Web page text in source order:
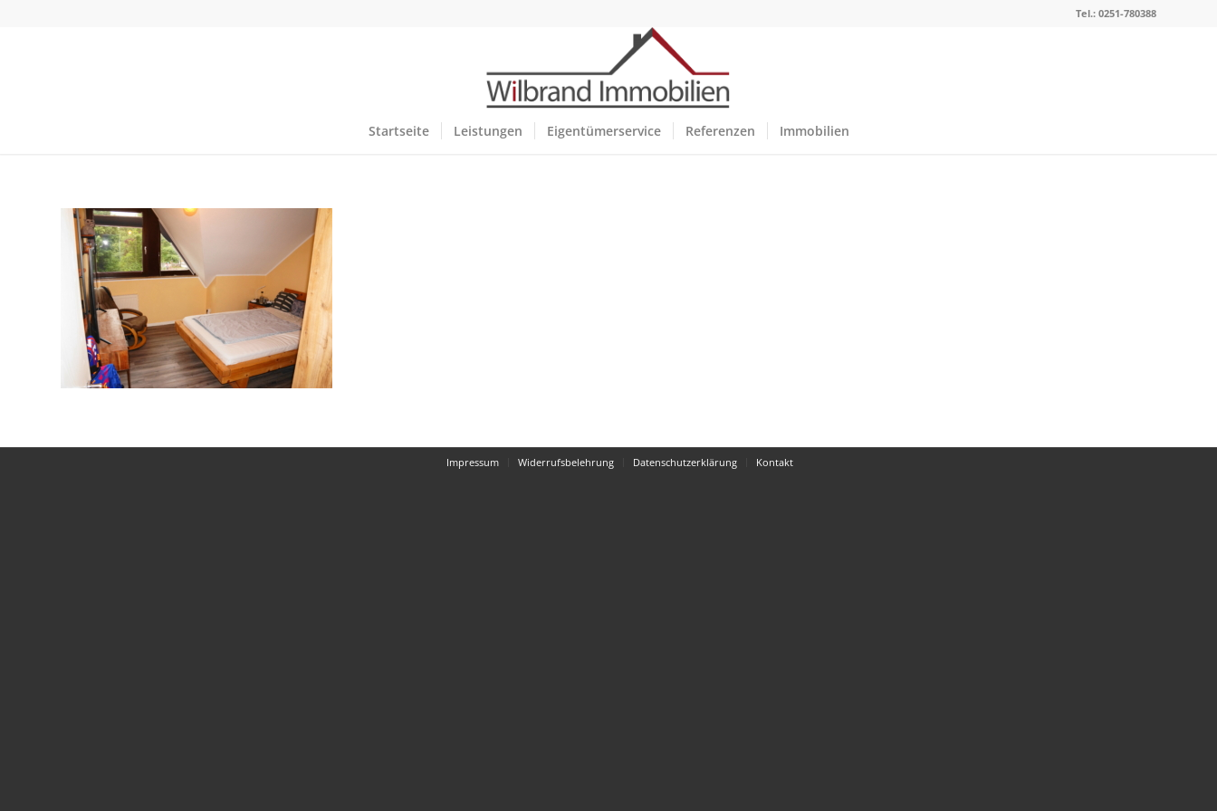
Tel.: 0251-780388
Startseite Leistungen Eigentümerservice Referenzen Immobilien
Impressum Widerrufsbelehrung Datenschutzerklärung Kontakt